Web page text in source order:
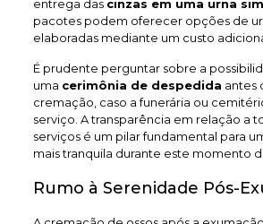
entrega das cinzas em uma urna
pacotes podem oferecer opções de
elaboradas mediante um custo
É prudente perguntar sobre a
uma cerimônia de despedida antes
cremação, caso a funerária ou
serviço. A transparência em relação a
serviços é um pilar fundamental para
mais tranquila durante este momento
Rumo à Serenidade Pós-